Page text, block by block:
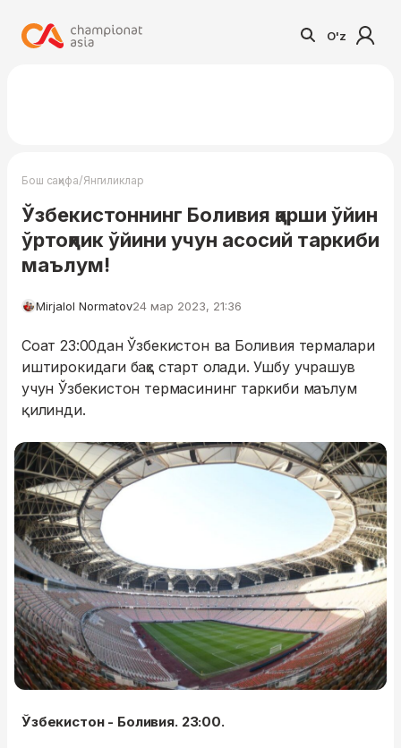
O'z
Бош саҳифа/Янгиликлар
Ўзбекистоннинг Боливия қарши ўйин
ўртоқлик ўйини учун асосий таркиби
маълум!
Mirjalol Normatov24 мар 2023, 21:36
Соат 23:00дан Ўзбекистон ва Боливия термалари
иштирокидаги баҳс старт олади. Ушбу учрашув
учун Ўзбекистон термасининг таркиби маълум
қилинди.
Ўзбекистон - Боливия. 23:00.